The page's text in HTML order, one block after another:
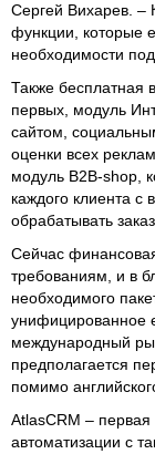
Сергей Вихарев. –
функции, которые
необходимости
Также бесплатная
первых, модуль
сайтом,
оценки всех
модуль B2B-shop,
каждого клиента с
обрабатывать
Сейчас
требованиям, и в
необходимого
унифицированное
международный
предполагается
помимо
AtlasCRM – первая
автоматизации с